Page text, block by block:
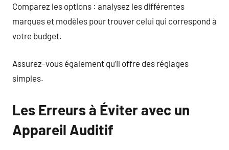
Comparez les options : analysez les différentes
marques et modèles pour trouver celui qui correspond à
votre budget.
Assurez-vous également qu’il offre des réglages
simples.
Les Erreurs à Éviter avec un
Appareil Auditif